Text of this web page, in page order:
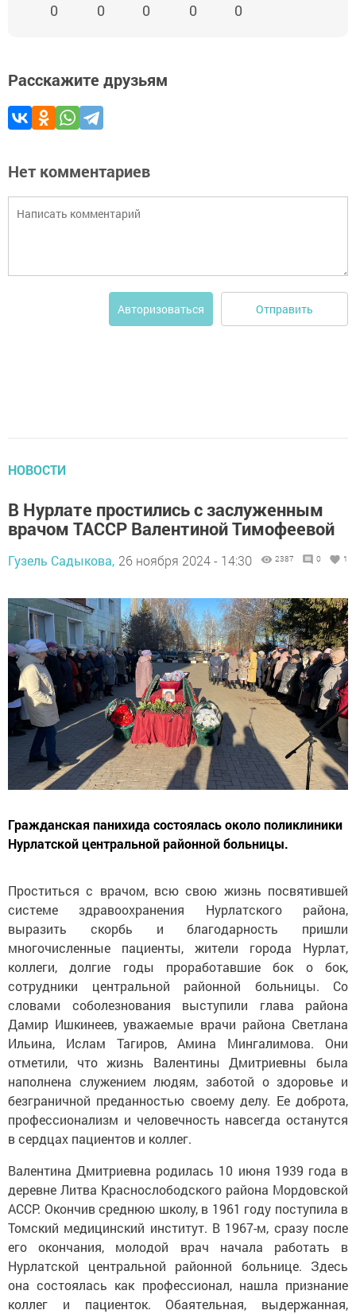
0 0 0 0 0
Расскажите друзьям
Нет комментариев
Авторизоваться Отправить
НОВОСТИ
В Нурлате простились с заслуженным
врачом ТАССР Валентиной Тимофеевой
Гузель Садыкова, 26 ноября 2024 - 14:30 2387 0 1
Гражданская панихида состоялась около поликлиники
Нурлатской центральной районной больницы.
Проститься с врачом, всю свою жизнь посвятившей
системе здравоохранения Нурлатского района,
выразить скорбь и благодарность пришли
многочисленные пациенты, жители города Нурлат,
коллеги, долгие годы проработавшие бок о бок,
сотрудники центральной районной больницы. Со
словами соболезнования выступили глава района
Дамир Ишкинеев, уважаемые врачи района Светлана
Ильина, Ислам Тагиров, Амина Мингалимова. Они
отметили, что жизнь Валентины Дмитриевны была
наполнена служением людям, заботой о здоровье и
безграничной преданностью своему делу. Ее доброта,
профессионализм и человечность навсегда останутся
в сердцах пациентов и коллег.
Валентина Дмитриевна родилась 10 июня 1939 года в
деревне Литва Краснослободского района Мордовской
АССР. Окончив среднюю школу, в 1961 году поступила в
Томский медицинский институт. В 1967-м, сразу после
его окончания, молодой врач начала работать в
Нурлатской центральной районной больнице. Здесь
она состоялась как профессионал, нашла признание
коллег и пациенток. Обаятельная, выдержанная,